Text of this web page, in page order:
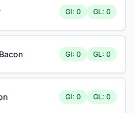
GI: 0 GL: 0
GI: 0 GL: 0
GI: 0 GL: 0